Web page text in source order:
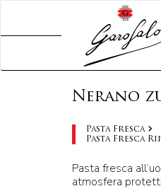
Nerano
Pasta Fresca
Pasta Fresca
Pasta fresca
atmosfera